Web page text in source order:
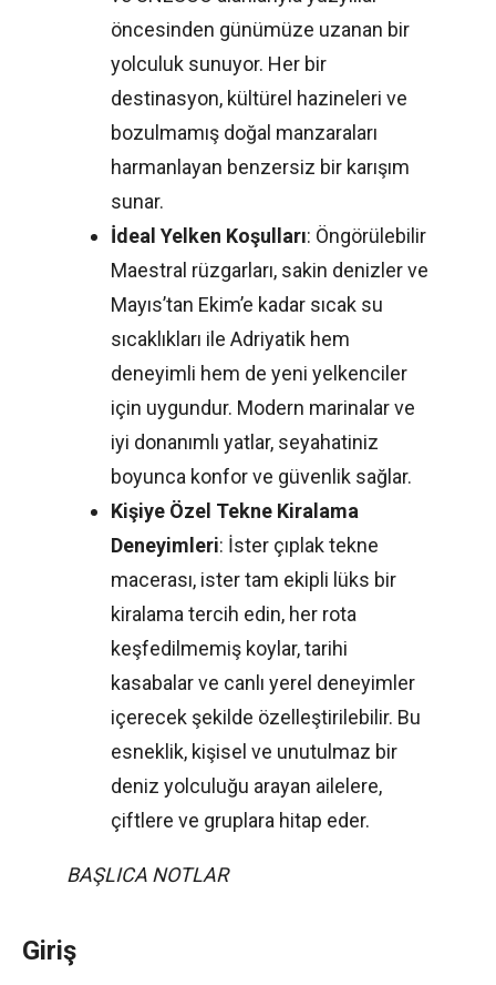
öncesinden günümüze uzanan bir
yolculuk sunuyor. Her bir
destinasyon, kültürel hazineleri ve
bozulmamış doğal manzaraları
harmanlayan benzersiz bir karışım
sunar.
İdeal Yelken Koşulları: Öngörülebilir
Maestral rüzgarları, sakin denizler ve
Mayıs’tan Ekim’e kadar sıcak su
sıcaklıkları ile Adriyatik hem
deneyimli hem de yeni yelkenciler
için uygundur. Modern marinalar ve
iyi donanımlı yatlar, seyahatiniz
boyunca konfor ve güvenlik sağlar.
Kişiye Özel Tekne Kiralama
Deneyimleri: İster çıplak tekne
macerası, ister tam ekipli lüks bir
kiralama tercih edin, her rota
keşfedilmemiş koylar, tarihi
kasabalar ve canlı yerel deneyimler
içerecek şekilde özelleştirilebilir. Bu
esneklik, kişisel ve unutulmaz bir
deniz yolculuğu arayan ailelere,
çiftlere ve gruplara hitap eder.
BAŞLICA NOTLAR
Giriş